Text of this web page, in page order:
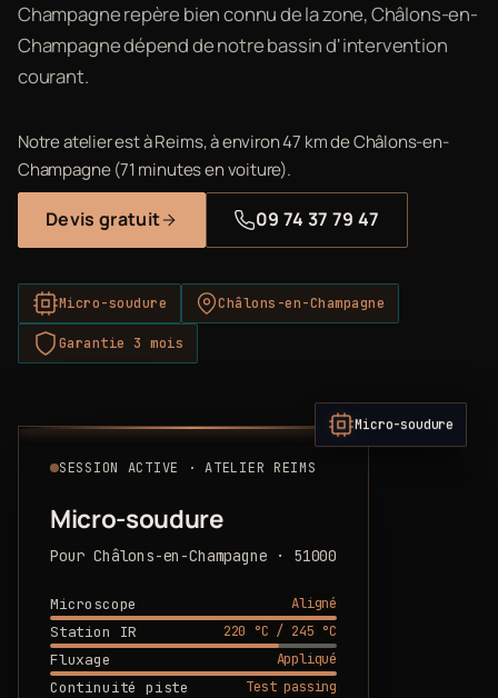
Champagne repère bien connu de la zone, Châlons-en-
Champagne dépend de notre bassin d'intervention
courant.
Notre atelier est à Reims, à environ 47 km de Châlons-en-
Champagne (71 minutes en voiture).
Devis gratuit 09 74 37 79 47
Micro-soudure Châlons-en-Champagne
Garantie 3 mois
SESSION ACTIVE · ATELIER REIMS
Micro-soudure
Pour Châlons-en-Champagne · 51000
Microscope
Aligné
Station IR
220 °C / 245 °C
Fluxage
Appliqué
Continuité piste
Test passing
Micro-soudure